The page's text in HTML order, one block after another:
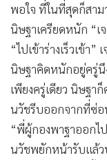
พอใจ ที่ในที่สุดก็สาม
นิษฐาเครียดหนัก “เ
“ไปเข้าร่างเร็วเข้า”
นิษฐาคิดหนักอยู่ครู่นึ
เพียงครู่เดียว นิษฐา
นวัชรีบออกจากที่ซ่อ
“พี่ผู้กองพาฐาออกไ
นวัชพยักหน้ารับแล้ว